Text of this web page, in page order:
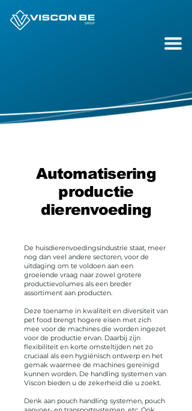
Automatisering
productie
dierenvoeding
De huisdierenvoedingsindustrie staat, meer
nog dan veel andere sectoren, voor de
uitdaging om te voldoen aan een
groeiende vraag naar zowel grotere
productievolumes als een breder
assortiment aan producten.
Deze toename in kwaliteit en diversiteit van
pet food brengt hogere eisen met zich
mee voor de machines die worden ingezet
voor de productie ervan. Daarbij zijn
flexibiliteit en korte omsteltijden net zo
cruciaal als een hygiënisch ontwerp en het
gemak waarmee de machines gereinigd
kunnen worden. De handling systemen van
Viscon bieden u de zekerheid die u zoekt.
Denk aan pouch handling systemen, pouch